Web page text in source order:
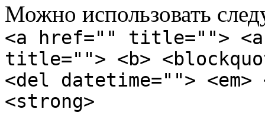
Можно использовать
<a href="" title="">
title=""> <b>
<del datetime="">
<strong>